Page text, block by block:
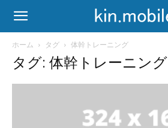
ホーム タグ 体幹トレーニング
タグ: 体幹トレーニング